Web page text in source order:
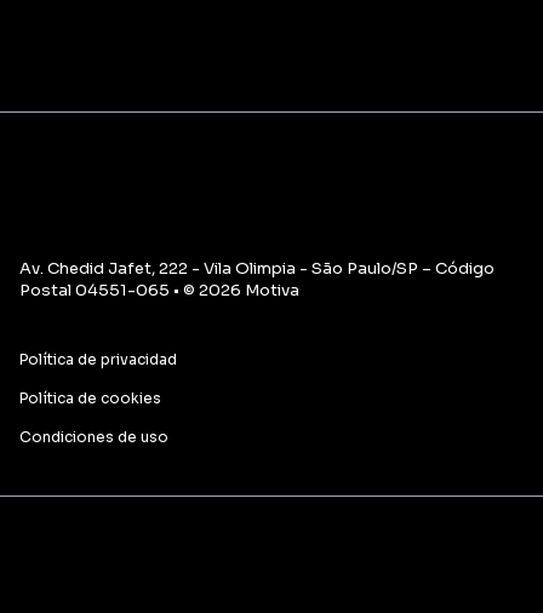
Av. Chedid Jafet, 222 - Vila Olimpia - São Paulo/SP – Código
Postal 04551-065 • © 2026 Motiva
Política de privacidad
Política de cookies
Condiciones de uso